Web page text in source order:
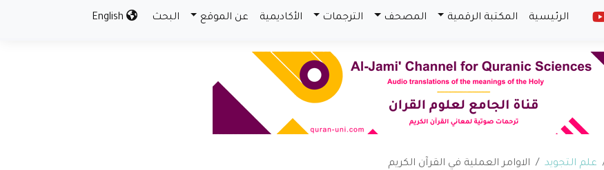
الرئيسية المكتبة الرقمية المصحف الترجمات الأكاديمية عن الموقع البحث
علم التجويد الاوامر العملية في القرآن الكريم